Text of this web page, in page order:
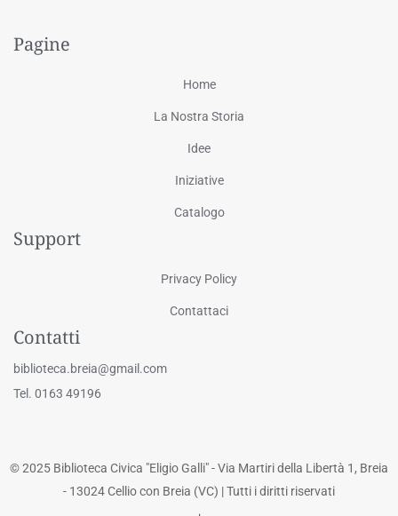
Pagine
Home
La Nostra Storia
Idee
Iniziative
Catalogo
Support
Privacy Policy
Contattaci
Contatti
biblioteca.breia@gmail.com
Tel. 0163 49196
© 2025 Biblioteca Civica "Eligio Galli" - Via Martiri della Libertà 1, Breia
- 13024 Cellio con Breia (VC) | Tutti i diritti riservati